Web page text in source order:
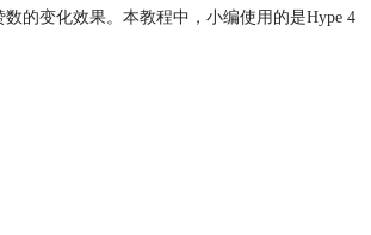
数的变化效果。本教程中，小编使用的是Hype 4